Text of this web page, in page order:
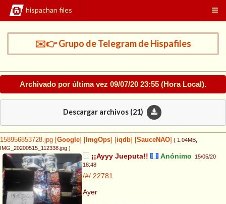
hispachan files
✉️👉 Grupo de Telegram de Hispafiles
Archivado por última vez 09/07/20 23:55 (Hora Local).
Descargar archivos (21)
158956853728.jpg Google ImgOps iqdb SauceNAO ( 1.04MB
IMG_20200515_112338.jpg )
¡¡Ayyy Jueputa!! Anónimo
15/05/20
18:48
/#/ 22781
Ayer